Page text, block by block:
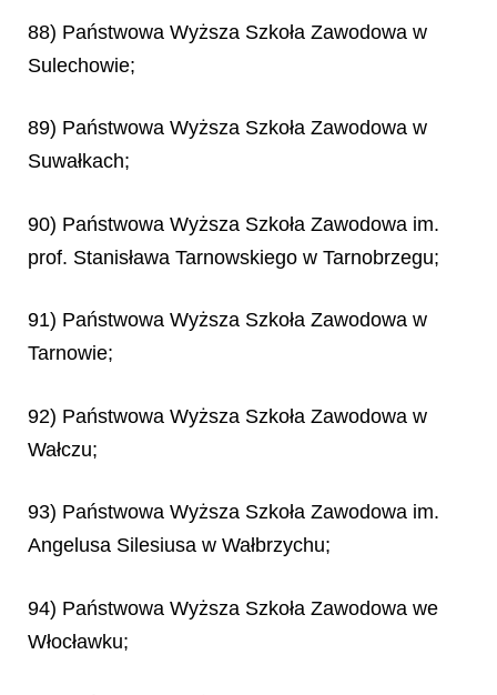
88) Państwowa Wyższa Szkoła Zawodowa w
Sulechowie;
89) Państwowa Wyższa Szkoła Zawodowa w
Suwałkach;
90) Państwowa Wyższa Szkoła Zawodowa im.
prof. Stanisława Tarnowskiego w Tarnobrzegu;
91) Państwowa Wyższa Szkoła Zawodowa w
Tarnowie;
92) Państwowa Wyższa Szkoła Zawodowa w
Wałczu;
93) Państwowa Wyższa Szkoła Zawodowa im.
Angelusa Silesiusa w Wałbrzychu;
94) Państwowa Wyższa Szkoła Zawodowa we
Włocławku;